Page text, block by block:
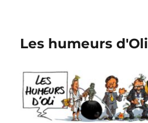
Les humeurs d'Oli